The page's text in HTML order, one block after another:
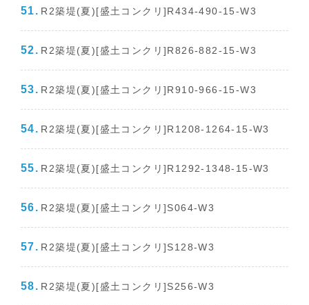
R2築堤(夏)[盛土コンクリ]R434-490-15-W3
R2築堤(夏)[盛土コンクリ]R826-882-15-W3
R2築堤(夏)[盛土コンクリ]R910-966-15-W3
R2築堤(夏)[盛土コンクリ]R1208-1264-15-W3
R2築堤(夏)[盛土コンクリ]R1292-1348-15-W3
R2築堤(夏)[盛土コンクリ]S064-W3
R2築堤(夏)[盛土コンクリ]S128-W3
R2築堤(夏)[盛土コンクリ]S256-W3